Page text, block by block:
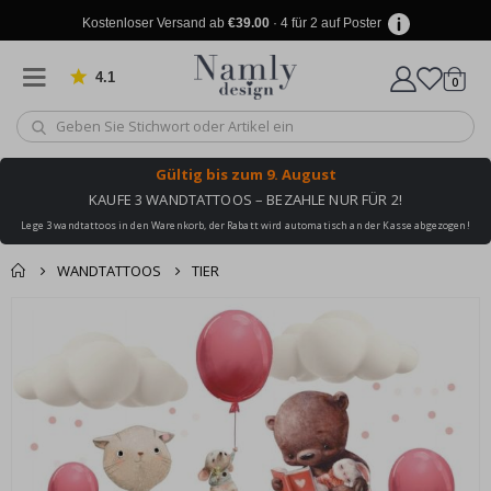
Kostenloser Versand ab €39.00· 4 für 2 auf Poster
4.1 von 1029 Bewertungen
Wagen
0
Gültig bis zum 9. August
KAUFE 3 WANDTATTOOS – BEZAHLE NUR FÜR 2!
Lege 3 wandtattoos in den Warenkorb, der Rabatt wird automatisch an der Kasse abgezogen!
WANDTATTOOS TIER
Warenkorb
hinzugefügt ✔️
Kostenloser Versand
erreicht!
springen